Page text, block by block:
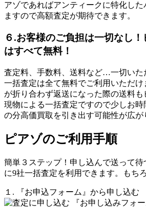
アゾであればアンティークに特化し
ますので高額査定が期待できます。
６.お客様のご負担は一切なし
はすべて無料！
査定料、手数料、送料など…一切いた
一括査定は全て無料でご利用いただ
が折り合わず返送になった際の送料も
現物による一括査定ですので少しお
の分高価買取を引き出す可能性が広が
ピアゾのご利用手順
簡単３ステップ！申し込んで送って
に9社一括査定を利用できます。もち
１. 『お申込フォーム』から申し込む
『お申し込みフォ